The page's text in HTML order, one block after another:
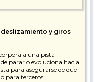
y giros
a una pista
parar o evoluciona hacia
para asegurarse de que
para terceros.